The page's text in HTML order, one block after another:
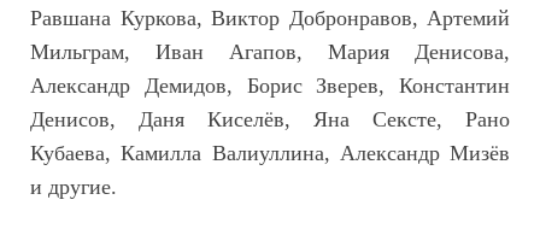
Равшана Куркова, Виктор Добронравов, Артемий
Мильграм, Иван Агапов, Мария Денисова,
Александр Демидов, Борис Зверев, Константин
Денисов, Даня Киселёв, Яна Сексте, Рано
Кубаева, Камилла Валиуллина, Александр Мизёв
и другие.